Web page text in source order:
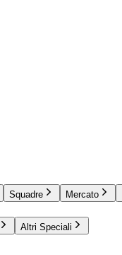
Squadre Mercato
Altri Speciali